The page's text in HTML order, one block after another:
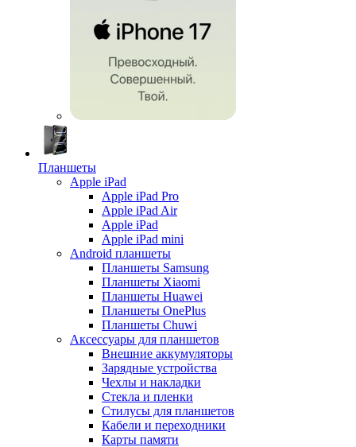
Планшеты
Apple iPad
Apple iPad Pro
Apple iPad Air
Apple iPad
Apple iPad mini
Android планшеты
Планшеты Samsung
Планшеты Xiaomi
Планшеты Huawei
Планшеты OnePlus
Планшеты Chuwi
Аксессуары для планшетов
Внешние аккумуляторы
Зарядные устройства
Чехлы и накладки
Стекла и пленки
Стилусы для планшетов
Кабели и переходники
Карты памяти